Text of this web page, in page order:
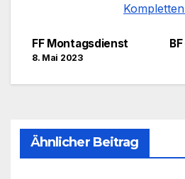
FF Montagsdienst
8. Mai 2023
Ähnlicher Beitrag